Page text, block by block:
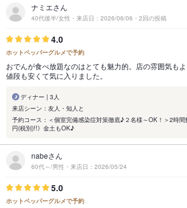
ナミエさん
40代後半/女性・来店日：2026/06/06・2回の投稿
4.0
ホットペッパーグルメで予約
おでんが食べ放題なのはとても魅力的。店の雰囲気もよ
値段も安くて気に入りました。
ディナー | 3人
来店シーン：友人・知人と
予約コース：＜個室完備感染症対策徹底♪２名様～OK！＞2時
円(税別)!!》金土もOK♪
nabeさん
60代～/男性・来店日：2026/05/24
5.0
ホットペッパーグルメで予約